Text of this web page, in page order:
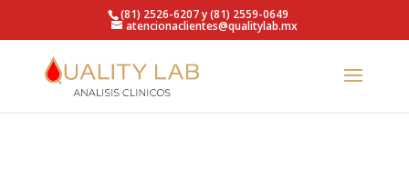
https://qualitylab.mx/(81) 2526-6207 y (81) 2559-0649
atencionaclientes@qualitylab.mx